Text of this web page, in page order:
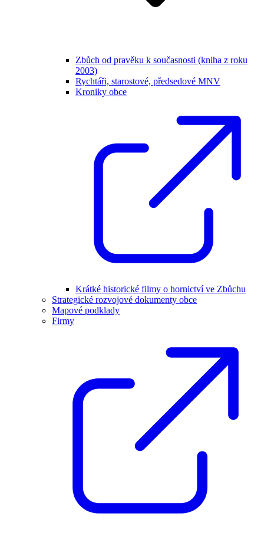
Zbůch od pravěku k současnosti (kniha z roku
2003)
Rychtáři, starostové, předsedové MNV
Kroniky obce
Krátké historické filmy o hornictví ve Zbůchu
Strategické rozvojové dokumenty obce
Mapové podklady
Firmy